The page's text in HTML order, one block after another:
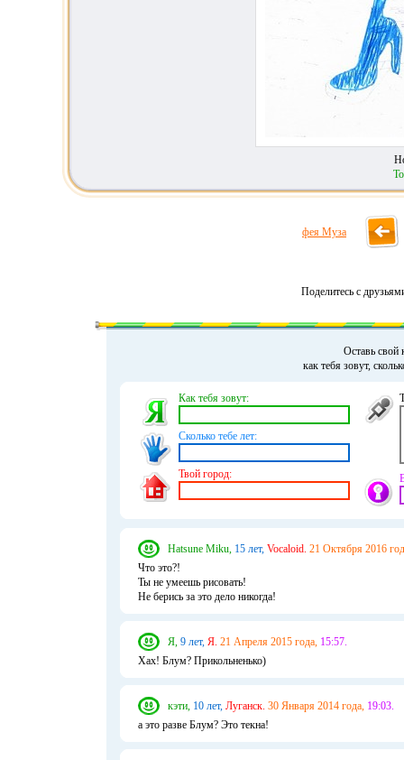
фея Муза
Поделитесь с
Оставь свой
как тебя зовут,
Как тебя зовут:
Сколько тебе лет:
Твой город:
Hatsune Miku, 15 лет, Vocaloid. 21 Октября 2016
Что это?!
Ты не умеешь рисовать!
Не берись за это дело никогда!
Я, 9 лет, Я. 21 Апреля 2015 года, 15:57.
Хах! Блум? Прикольненько)
кэти, 10 лет, Луганск. 30 Января 2014 года, 19:03.
а это разве Блум? Это текна!